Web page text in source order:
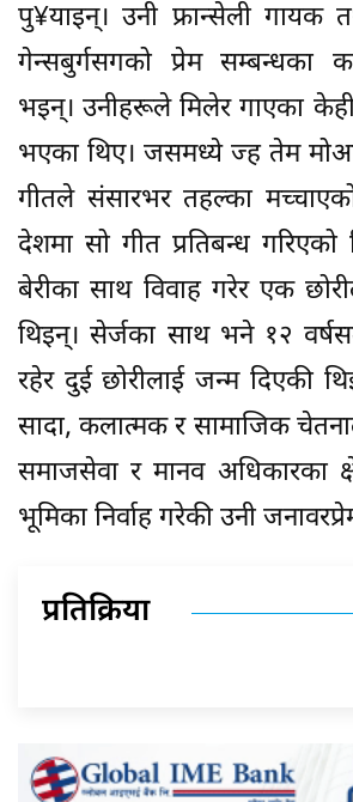
पु¥याइन्। उनी फ्रान्सेली गायक
गेन्सबुर्गसगको प्रेम सम्बन्धका
भइन्। उनीहरूले मिलेर गाएका केही
भएका थिए। जसमध्ये ज्ह तेम
गीतले संसारभर तहल्का
देशमा सो गीत प्रतिबन्ध
बेरीका साथ विवाह गरेर एक
थिइन्। सेर्जका साथ भने १२
रहेर दुई छोरीलाई जन्म दिएकी
सादा, कलात्मक र सामाजिक
समाजसेवा र मानव अधिकारका
भूमिका निर्वाह गरेकी उनी
प्रतिक्रिया